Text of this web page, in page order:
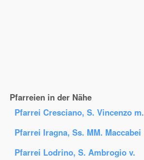
Pfarreien in der Nähe
Pfarrei Cresciano, S. Vincenzo m.
Pfarrei Iragna, Ss. MM. Maccabei
Pfarrei Lodrino, S. Ambrogio v.